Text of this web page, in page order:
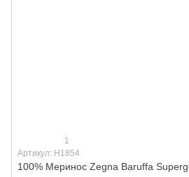
1
Артикул: H1854
100% Меринос Zegna Baruffa